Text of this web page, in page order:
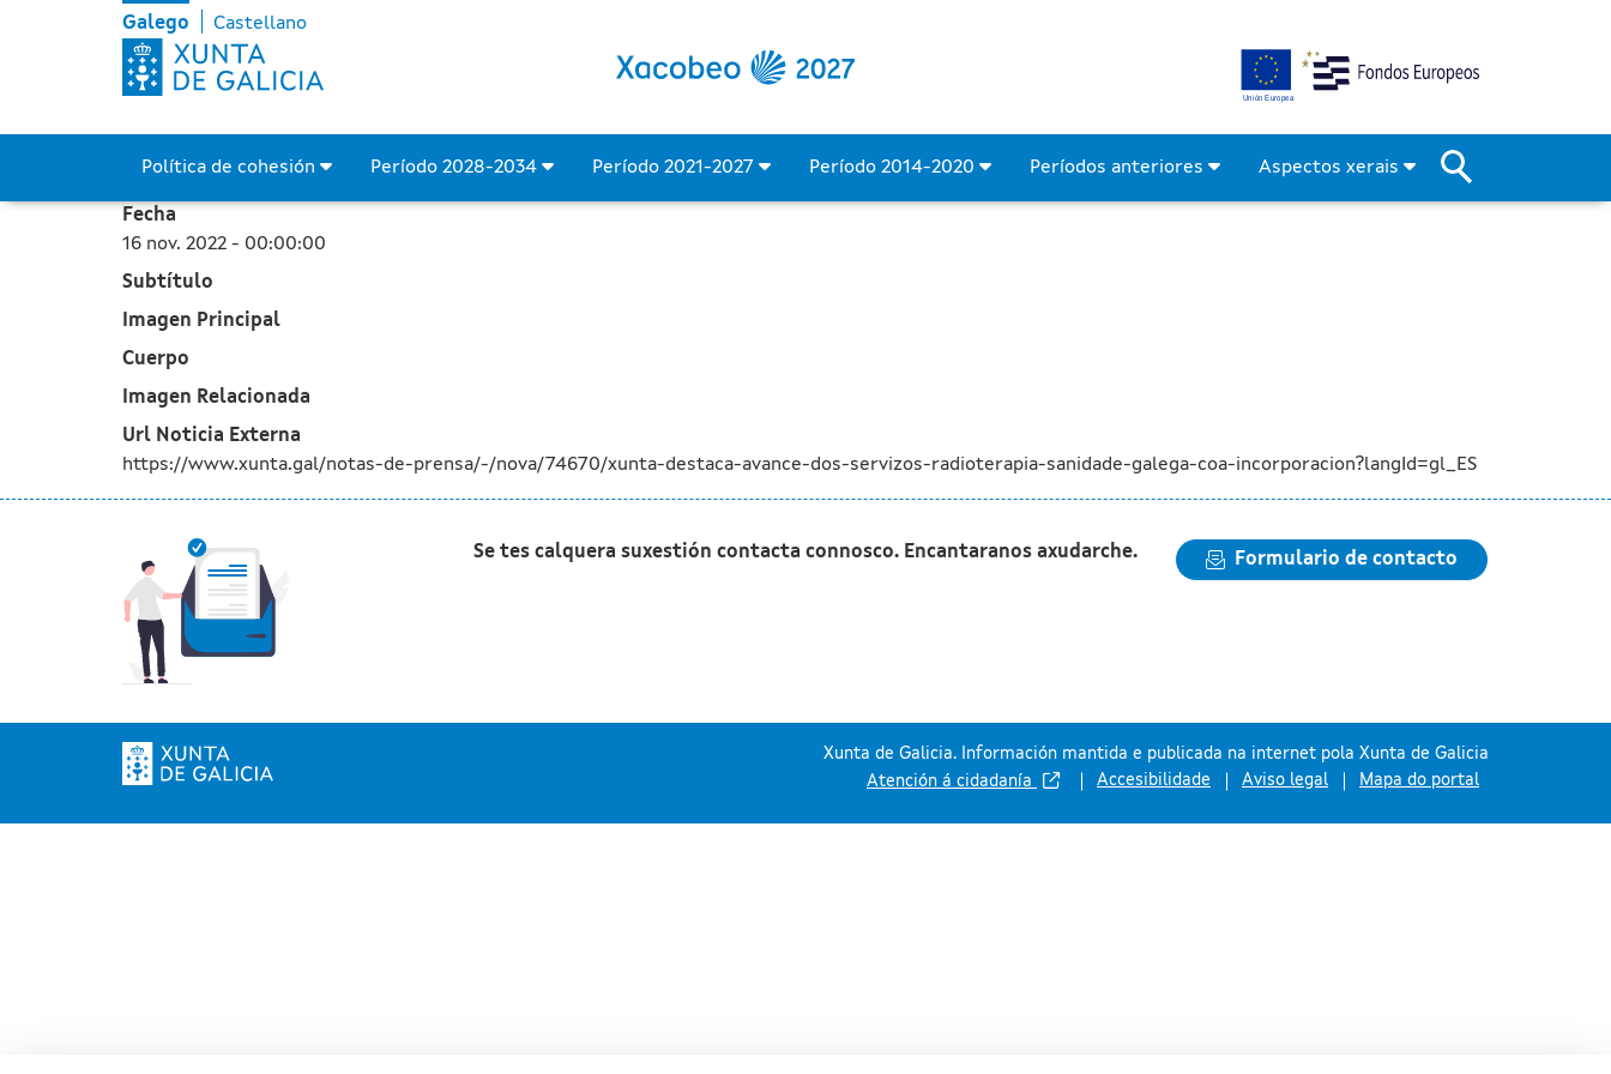
A Xunta destaca o avance dos servizos de radioterapia na Sanidade galega
Skip to Main Content
Galego Castellano
Política de cohesión Período 2028-2034 Período 2021-2027 Período 2014-2020 Períodos anteriores Aspectos xerais
Fecha
16 nov. 2022 - 00:00:00
Subtítulo
Imagen Principal
Cuerpo
Imagen Relacionada
Url Noticia Externa
https://www.xunta.gal/notas-de-prensa/-/nova/74670/xunta-destaca-avance-dos-servizos-radioterapia-sanidade-galega-coa-incorporacion?langId=gl_ES
Se tes calquera suxestión contacta connosco. Encantaranos axudarche. Formulario de contacto
Xunta de Galicia. Información mantida e publicada na internet pola Xunta de Galicia
Atención á cidadanía
Accesibilidade Aviso legal Mapa do portal